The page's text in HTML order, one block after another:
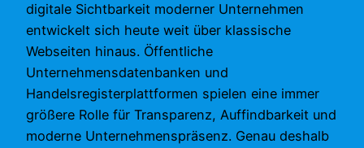
digitale Sichtbarkeit moderner Unternehmen
entwickelt sich heute weit über klassische
Webseiten hinaus. Öffentliche
Unternehmensdatenbanken und
Handelsregisterplattformen spielen eine immer
größere Rolle für Transparenz, Auffindbarkeit und
moderne Unternehmenspräsenz. Genau deshalb